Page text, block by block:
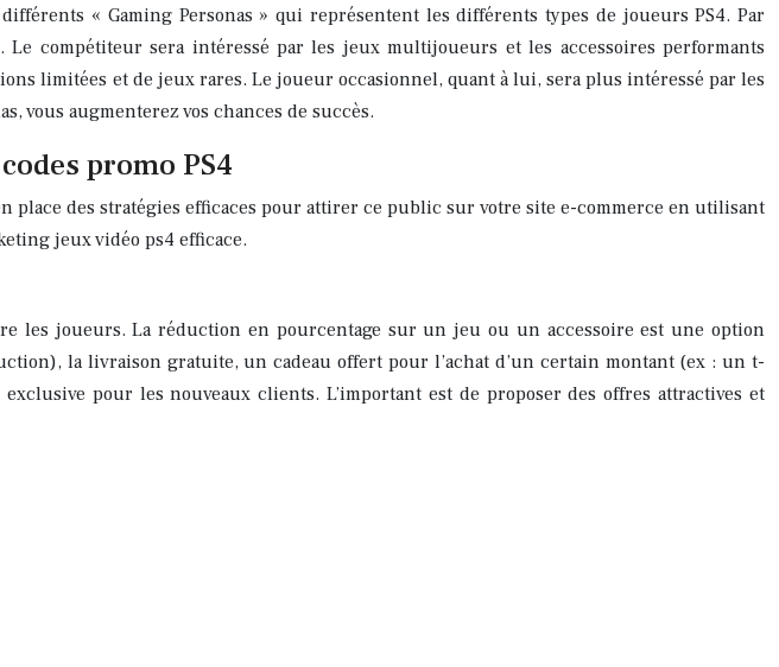
« Gaming Personas » qui représentent les différents types de joueurs PS4. Par
compétiteur sera intéressé par les jeux multijoueurs et les accessoires performants
limitées et de jeux rares. Le joueur occasionnel, quant à lui, sera plus intéressé par les
vous augmenterez vos chances de succès.
promo PS4
des stratégies efficaces pour attirer ce public sur votre site e-commerce en utilisant
jeux vidéo ps4 efficace.
les joueurs. La réduction en pourcentage sur un jeu ou un accessoire est une option
la livraison gratuite, un cadeau offert pour l’achat d’un certain montant (ex : un t-
pour les nouveaux clients. L’important est de proposer des offres attractives et